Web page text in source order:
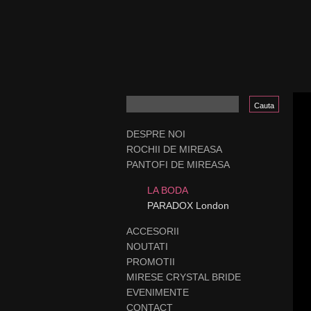
DESPRE NOI
ROCHII DE MIREASA
PANTOFI DE MIREASA
LA BODA
PARADOX London
ACCESORII
NOUTATI
PROMOTII
MIRESE CRYSTAL BRIDE
EVENIMENTE
CONTACT